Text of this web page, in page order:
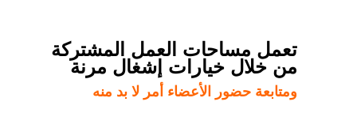
تعمل مساحات العمل المشتركة
من خلال خيارات إشغال مرنة
ومتابعة حضور الأعضاء أمر لا بد منه